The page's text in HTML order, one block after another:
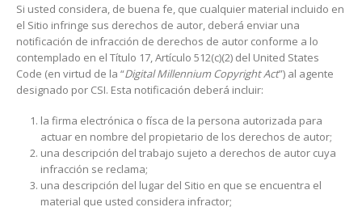
Si usted considera, de buena fe, que cualquier material incluido en
el Sitio infringe sus derechos de autor, deberá enviar una
notificación de infracción de derechos de autor conforme a lo
contemplado en el Título 17, Artículo 512(c)(2) del United States
Code (en virtud de la “Digital Millennium Copyright Act”) al agente
designado por CSI. Esta notificación deberá incluir:
la firma electrónica o físca de la persona autorizada para
actuar en nombre del propietario de los derechos de autor;
una descripción del trabajo sujeto a derechos de autor cuya
infracción se reclama;
una descripción del lugar del Sitio en que se encuentra el
material que usted considera infractor;